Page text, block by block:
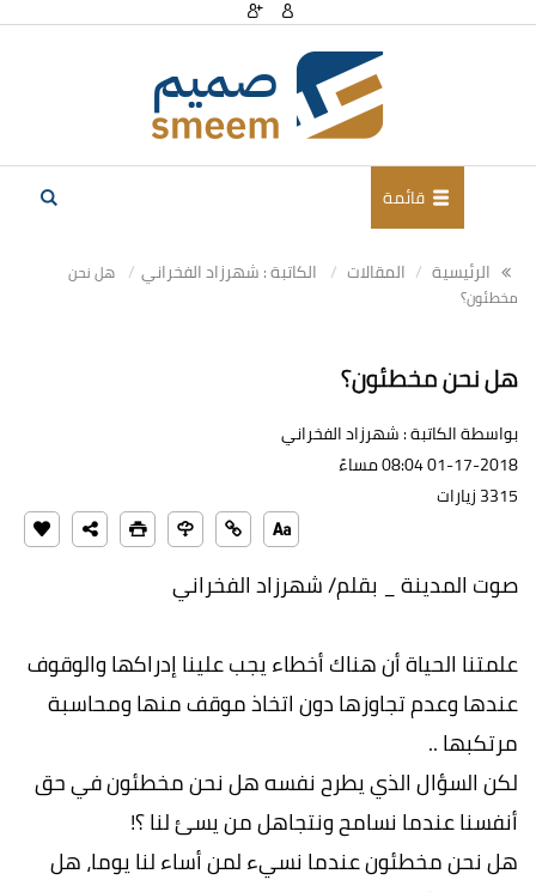
قائمة
الرئيسية المقالات الكاتبة : شهرزاد الفخراني
هل نحن
مخطئون؟
هل نحن مخطئون؟
بواسطة الكاتبة : شهرزاد الفخراني
01-17-2018 08:04 مساءً
3315 زيارات
صوت المدينة _ بقلم/ شهرزاد الفخراني
علمتنا الحياة أن هناك أخطاء يجب علينا إدراكها والوقوف
عندها وعدم تجاوزها دون اتخاذ موقف منها ومحاسبة
مرتكبها ..
لكن السؤال الذي يطرح نفسه هل نحن مخطئون في حق
أنفسنا عندما نسامح ونتجاهل من يسئ لنا ؟!
هل نحن مخطئون عندما نسيء لمن أساء لنا يوما، هل